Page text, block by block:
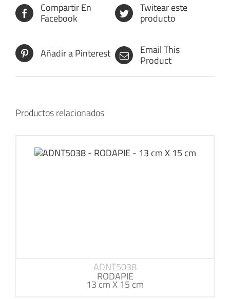
Compartir En
Facebook
Twitear este
producto
Añadir a Pinterest Email This
Product
Productos relacionados
ADNT5038
RODAPIE
13 cm X 15 cm